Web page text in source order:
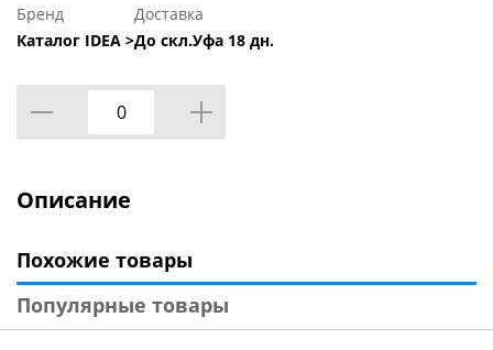
Бренд
Каталог IDEA >
Доставка
До скл.Уфа 18 дн.
Описание
Похожие товары
Популярные товары